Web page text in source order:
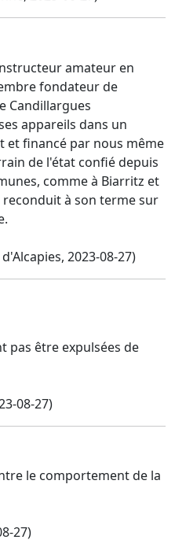
amateur en
fondateur de
Candillargues
appareils dans un
et financé par nous même
de l'état confié depuis
comme à Biarritz et
à son terme sur
2023-08-27)
pas être expulsées de
08-27)
le comportement de la
27)